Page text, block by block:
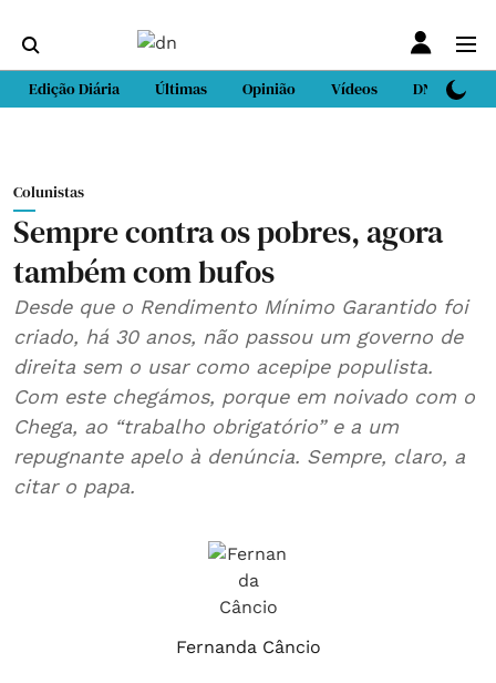
Edição Diária Últimas Opinião Vídeos DN Sport
Colunistas
Sempre contra os pobres, agora
também com bufos
Desde que o Rendimento Mínimo Garantido foi
criado, há 30 anos, não passou um governo de
direita sem o usar como acepipe populista.
Com este chegámos, porque em noivado com o
Chega, ao “trabalho obrigatório” e a um
repugnante apelo à denúncia. Sempre, claro, a
citar o papa.
Fernanda Câncio